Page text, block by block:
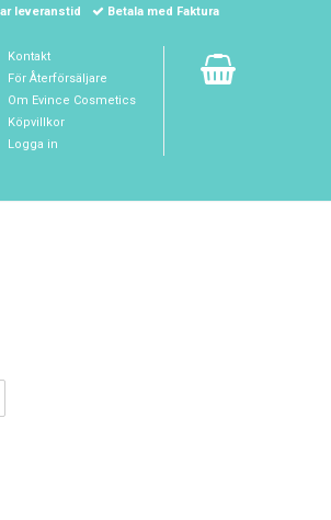
leveranstid Betala med Faktura
Kontakt
För Återförsäljare
Om Evince Cosmetics
Köpvillkor
Logga in